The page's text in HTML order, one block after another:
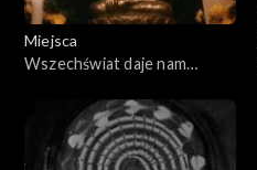
Miejsca
Wszechświat daje nam